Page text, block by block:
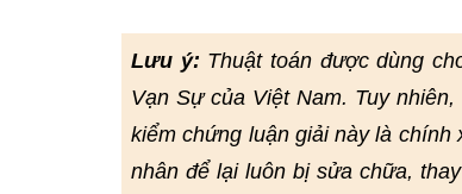
Lưu ý: Thuật toán được dùng
Vạn Sự của Việt Nam. Tuy
kiểm chứng luận giải này là
nhân để lại luôn bị sửa chữa,